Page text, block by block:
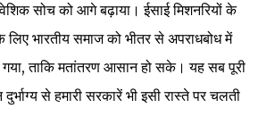
सोच को आगे बढ़ाया। ईसाई मिशनरियों के
भारतीय समाज को भीतर से अपराधबोध में
ताकि मतांतरण आसान हो सके। यह सब पूरी
से हमारी सरकारें भी इसी रास्ते पर चलती